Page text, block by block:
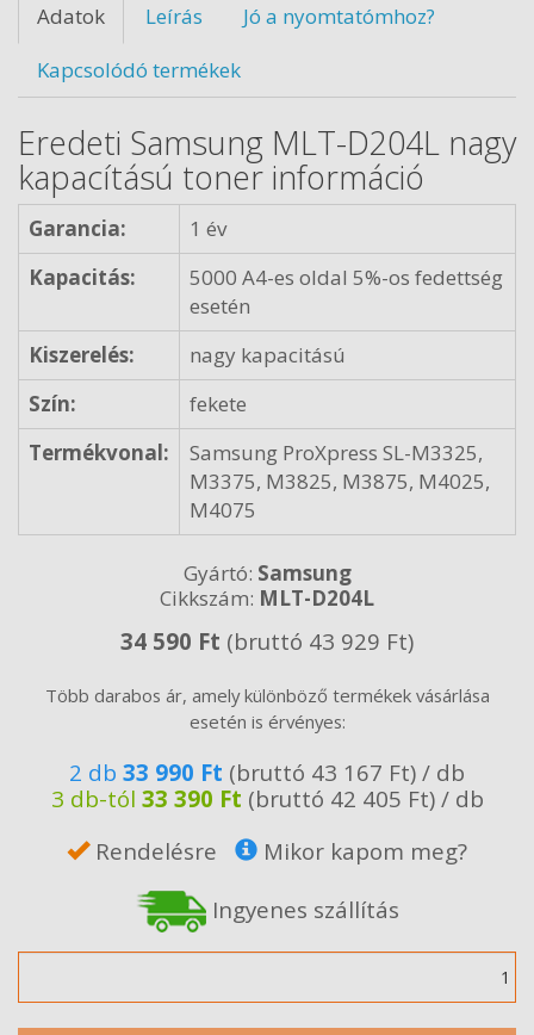
Adatok Leírás
Jó a nyomtatómhoz?
Kapcsolódó termékek
Eredeti Samsung MLT-D204L nagy
kapacítású toner információ
Garancia:
1 év
Kapacitás:
5000 A4-es oldal 5%-os fedettség
esetén
Kiszerelés:
nagy kapacitású
Szín:
fekete
Termékvonal:
Samsung ProXpress SL-M3325,
M3375, M3825, M3875, M4025,
M4075
Gyártó: Samsung
Cikkszám: MLT-D204L
34 590 Ft (bruttó 43 929 Ft)
Több darabos ár, amely különböző termékek vásárlása
esetén is érvényes:
2 db 33 990 Ft (bruttó 43 167 Ft) / db
3 db-tól 33 390 Ft (bruttó 42 405 Ft) / db
Rendelésre
Mikor kapom meg?
Ingyenes szállítás